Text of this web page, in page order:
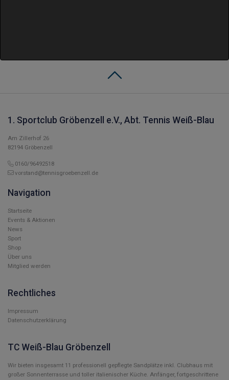
1. Sportclub Gröbenzell e.V., Abt. Tennis Weiß-Blau
Am Zillerhof 26
82194 Gröbenzell
0160/96492518
vorstand@tennisgroebenzell.de
Navigation
Startseite
Events & Aktionen
News
Sport
Shop
Über uns
Mitglied werden
Rechtliches
Impressum
Datenschutzerklärung
TC Weiß-Blau Gröbenzell
Wir bieten insgesamt 11 professionell gepflegte Sandplätze inkl. Clubhaus mit
großer Sonnenterrasse und toller italienischer Küche. Anfänger, fortgeschrittene